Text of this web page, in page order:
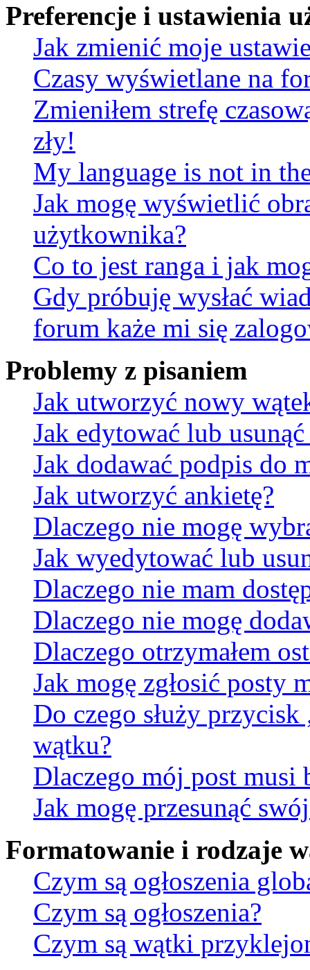
Preferencje i ustawienia
Jak zmienić moje
Czasy wyświetlane na
Zmieniłem strefę
zły!
My language is not in
Jak mogę wyświetlić
użytkownika?
Co to jest ranga i jak
Gdy próbuję wysłać
forum każe mi się
Problemy z pisaniem
Jak utworzyć nowy
Jak edytować lub usunąć
Jak dodawać podpis do
Jak utworzyć ankietę?
Dlaczego nie mogę
Jak wyedytować lub
Dlaczego nie mam
Dlaczego nie mogę
Dlaczego otrzymałem
Jak mogę zgłosić posty
Do czego służy
wątku?
Dlaczego mój post musi
Jak mogę przesunąć
Formatowanie i rodzaje
Czym są ogłoszenia
Czym są ogłoszenia?
Czym są wątki